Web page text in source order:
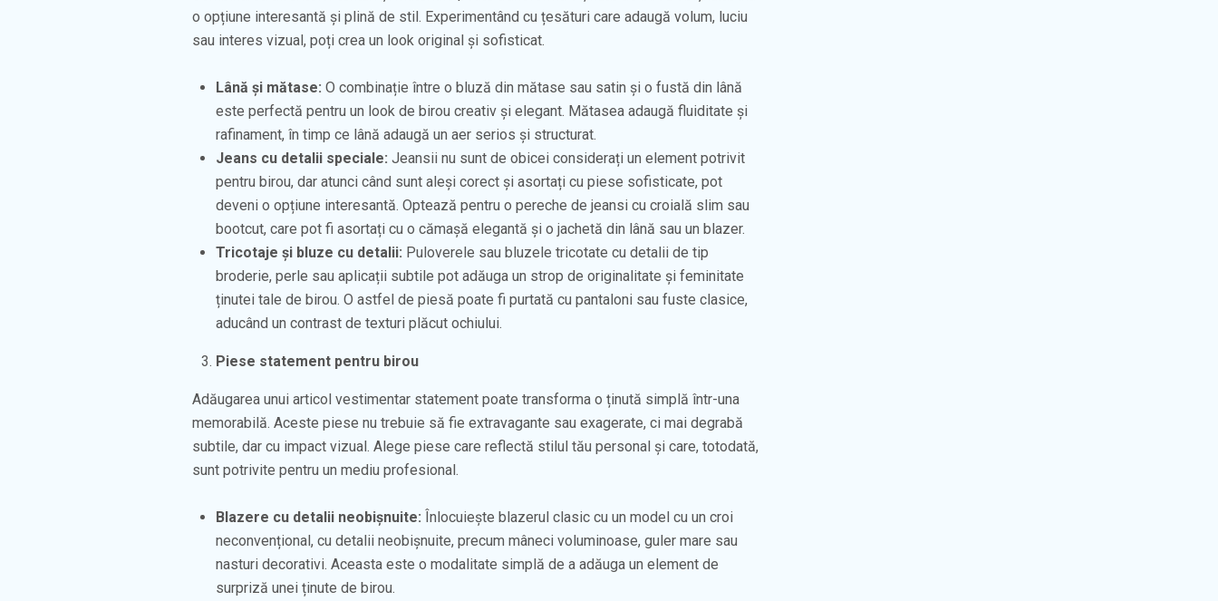
o opțiune interesantă și plină de stil. Experimentând cu țesături care adaugă volum, luciu
sau interes vizual, poți crea un look original și sofisticat.
Lână și mătase: O combinație între o bluză din mătase sau satin și o fustă din lână
este perfectă pentru un look de birou creativ și elegant. Mătasea adaugă fluiditate și
rafinament, în timp ce lână adaugă un aer serios și structurat.
Jeans cu detalii speciale: Jeansii nu sunt de obicei considerați un element potrivit
pentru birou, dar atunci când sunt aleși corect și asortați cu piese sofisticate, pot
deveni o opțiune interesantă. Optează pentru o pereche de jeansi cu croială slim sau
bootcut, care pot fi asortați cu o cămașă elegantă și o jachetă din lână sau un blazer.
Tricotaje și bluze cu detalii: Puloverele sau bluzele tricotate cu detalii de tip
broderie, perle sau aplicații subtile pot adăuga un strop de originalitate și feminitate
ținutei tale de birou. O astfel de piesă poate fi purtată cu pantaloni sau fuste clasice,
aducând un contrast de texturi plăcut ochiului.
Piese statement pentru birou
Adăugarea unui articol vestimentar statement poate transforma o ținută simplă într-una
memorabilă. Aceste piese nu trebuie să fie extravagante sau exagerate, ci mai degrabă
subtile, dar cu impact vizual. Alege piese care reflectă stilul tău personal și care, totodată,
sunt potrivite pentru un mediu profesional.
Blazere cu detalii neobișnuite: Înlocuiește blazerul clasic cu un model cu un croi
neconvențional, cu detalii neobișnuite, precum mâneci voluminoase, guler mare sau
nasturi decorativi. Aceasta este o modalitate simplă de a adăuga un element de
surpriză unei ținute de birou.